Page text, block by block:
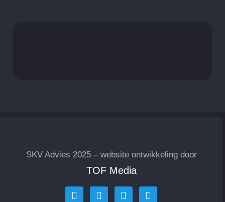
SKV Advies 2025 – website ontwikkeling door
TOF Media